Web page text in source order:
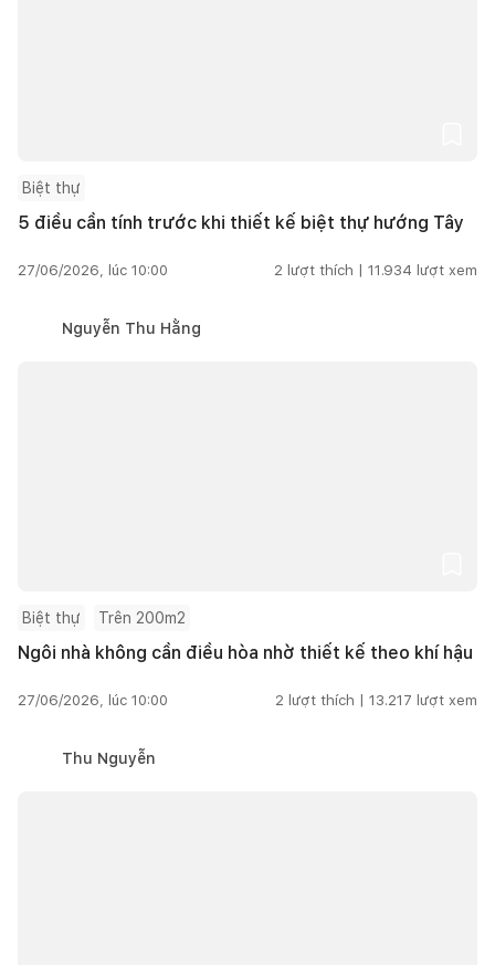
Biệt thự
5 điều cần tính trước khi thiết kế biệt thự hướng Tây
27/06/2026, lúc 10:00 2 lượt thích | 11.934 lượt xem
Nguyễn Thu Hằng
Biệt thự Trên 200m2
Ngôi nhà không cần điều hòa nhờ thiết kế theo khí hậu
27/06/2026, lúc 10:00 2 lượt thích | 13.217 lượt xem
Thu Nguyễn